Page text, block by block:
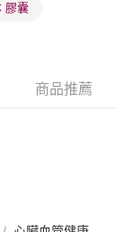
膠囊
商品推薦